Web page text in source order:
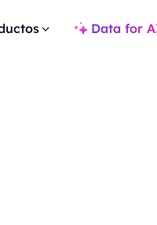
Data for